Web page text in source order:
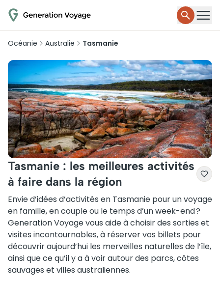
Océanie Australie Tasmanie
Tasmanie : les meilleures activités
à faire dans la région
Envie d’idées d’activités en Tasmanie pour un voyage
en famille, en couple ou le temps d’un week-end ?
Generation Voyage vous aide à choisir des sorties et
visites incontournables, à réserver vos billets pour
découvrir aujourd’hui les merveilles naturelles de l’île,
ainsi que ce qu’il y a à voir autour des parcs, côtes
sauvages et villes australiennes.